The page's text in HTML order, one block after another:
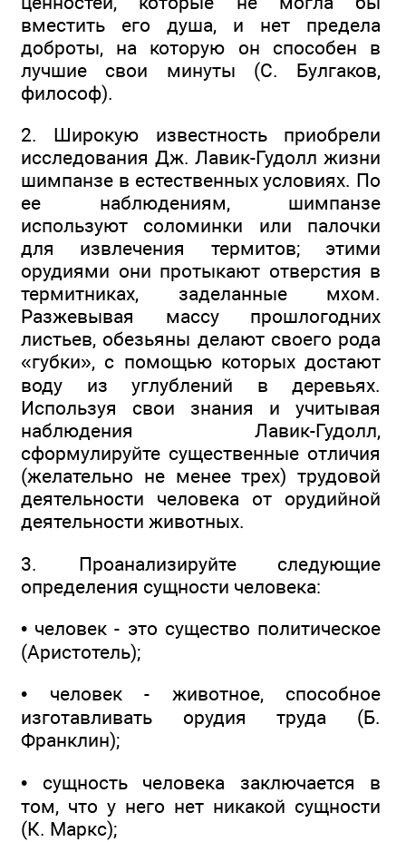
вместить его душа, и нет предела
доброты, на которую он способен в
лучшие свои минуты (С. Булгаков,
философ).
2. Широкую известность приобрели
исследования Дж. Лавик-Гудолл жизни
шимпанзе в естественных условиях. По
ее наблюдениям, шимпанзе
используют соломинки или палочки
для извлечения термитов; этими
орудиями они протыкают отверстия в
термитниках, заделанные мхом.
Разжевывая массу прошлогодних
листьев, обезьяны делают своего рода
«губки», с помощью которых достают
воду из углублений в деревьях.
Используя свои знания и учитывая
наблюдения Лавик-Гудолл,
сформулируйте существенные отличия
(желательно не менее трех) трудовой
деятельности человека от орудийной
деятельности животных.
3. Проанализируйте следующие
определения сущности человека:
• человек - это существо политическое
(Аристотель);
• человек - животное, способное
изготавливать орудия труда (Б.
Франклин);
• сущность человека заключается в
том, что у него нет никакой сущности
(К. Маркс);